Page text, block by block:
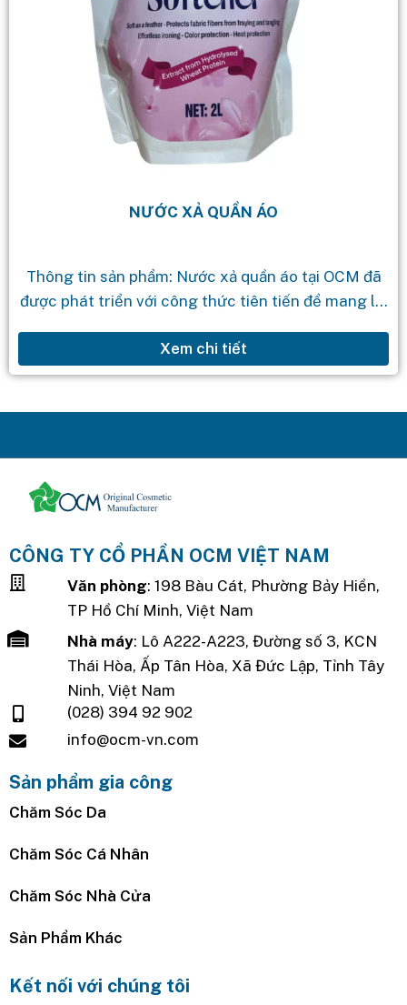
NƯỚC XẢ QUẦN ÁO
Thông tin sản phẩm: Nước xả quần áo tại OCM đã
được phát triển với công thức tiên tiến để mang lại
Xem chi tiết
CÔNG TY CỔ PHẦN OCM VIỆT NAM
Văn phòng: 198 Bàu Cát, Phường Bảy Hiền,
TP Hồ Chí Minh, Việt Nam
Nhà máy: Lô A222-A223, Đường số 3, KCN
Thái Hòa, Ấp Tân Hòa, Xã Đức Lập, Tỉnh Tây
Ninh, Việt Nam
(028) 394 92 902
info@ocm-vn.com
Sản phẩm gia công
Chăm Sóc Da
Chăm Sóc Cá Nhân
Chăm Sóc Nhà Cửa
Sản Phẩm Khác
Kết nối với chúng tôi